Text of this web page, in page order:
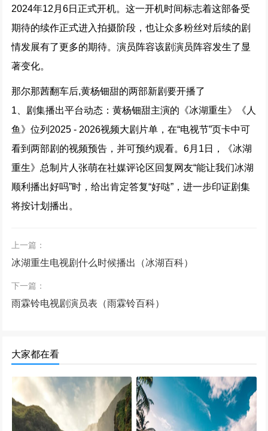
2024年12月6日正式开机。这一开机时间标志着这部备受
期待的续作正式进入拍摄阶段，也让众多粉丝对后续的剧
情发展有了更多的期待。演员阵容该剧演员阵容发生了显
著变化。
那尔那茜翻车后,黄杨钿甜的两部新剧要开播了
1、剧集播出平台动态：黄杨钿甜主演的《冰湖重生》《人
鱼》位列2025 - 2026视频大剧片单，在“电视节”页卡中可
看到两部剧的视频预告，并可预约观看。6月1日，《冰湖
重生》总制片人张萌在社媒评论区回复网友“能让我们冰湖
顺利播出好吗”时，给出肯定答复“好哒”，进一步印证剧集
将按计划播出。
上一篇：
冰湖重生电视剧什么时候播出（冰湖百科）
下一篇：
雨霖铃电视剧演员表（雨霖铃百科）
大家都在看